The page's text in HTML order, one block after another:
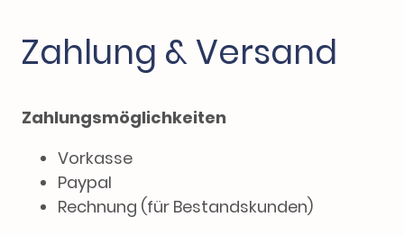
Zahlung & Versand
Zahlungsmöglichkeiten
Vorkasse
Paypal
Rechnung (für Bestandskunden)